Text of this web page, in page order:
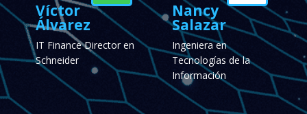
Víctor
Álvarez
IT Finance Director en
Schneider
Nancy
Salazar
Ingeniera en
Tecnologías de la
Información